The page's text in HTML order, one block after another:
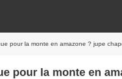
pour la monte en amazone ? jupe
pour la monte en